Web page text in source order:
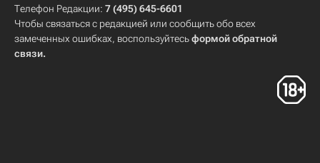
Телефон Редакции: 7 (495) 645-6601
Чтобы связаться с редакцией или сообщить обо всех
замеченных ошибках, воспользуйтесьформой обратной
связи.